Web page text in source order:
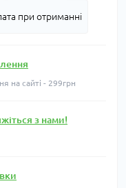
при отриманні
на сайті - 299грн
з нами!